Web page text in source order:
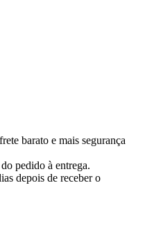
barato e mais segurança
pedido à entrega.
depois de receber o